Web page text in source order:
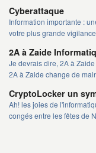
Cyberattaque
Information importante :
votre plus grande
2A à Zaide
Je devrais dire, 2A à
2A à Zaide change de
CryptoLocker un
Ah! les joies de
congés entre les fêtes de